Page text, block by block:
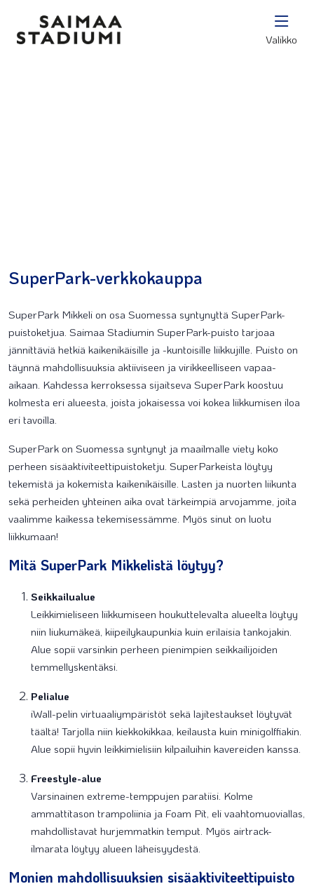
Valikko
SuperPark-verkkokauppa
SuperPark Mikkeli on osa Suomessa syntynyttä SuperPark-
puistoketjua. Saimaa Stadiumin SuperPark-puisto tarjoaa
jännittäviä hetkiä kaikenikäisille ja -kuntoisille liikkujille. Puisto on
täynnä mahdollisuuksia aktiiviseen ja virikkeelliseen vapaa-
aikaan. Kahdessa kerroksessa sijaitseva SuperPark koostuu
kolmesta eri alueesta, joista jokaisessa voi kokea liikkumisen iloa
eri tavoilla.
SuperPark on Suomessa syntynyt ja maailmalle viety koko
perheen sisäaktiviteettipuistoketju. SuperParkeista löytyy
tekemistä ja kokemista kaikenikäisille. Lasten ja nuorten liikunta
sekä perheiden yhteinen aika ovat tärkeimpiä arvojamme, joita
vaalimme kaikessa tekemisessämme. Myös sinut on luotu
liikkumaan!
Mitä SuperPark Mikkelistä löytyy?
Seikkailualue
Leikkimieliseen liikkumiseen houkuttelevalta alueelta löytyy
niin liukumäkeä, kiipeilykaupunkia kuin erilaisia tankojakin.
Alue sopii varsinkin perheen pienimpien seikkailijoiden
temmellyskentäksi.
Pelialue
iWall-pelin virtuaaliympäristöt sekä lajitestaukset löytyvät
täältä! Tarjolla niin kiekkokikkaa, keilausta kuin minigolffiakin.
Alue sopii hyvin leikkimielisiin kilpailuihin kavereiden kanssa.
Freestyle-alue
Varsinainen extreme-temppujen paratiisi. Kolme
ammattitason trampoliinia ja Foam Pit, eli vaahtomuoviallas,
mahdollistavat hurjemmatkin temput. Myös airtrack-
ilmarata löytyy alueen läheisyydestä.
Monien mahdollisuuksien sisäaktiviteettipuisto